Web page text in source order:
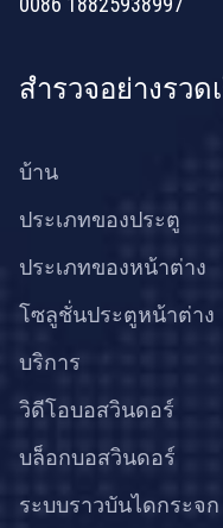
สำรวจอย่างรวด
บ้าน
ประเภทของประตู
ประเภทของหน้าต่าง
โซลูชั่นประตูหน้าต่าง
บริการ
วิดีโอบอสวินดอร์
บล็อกบอสวินดอร์
ระบบราวบันไดกระจก